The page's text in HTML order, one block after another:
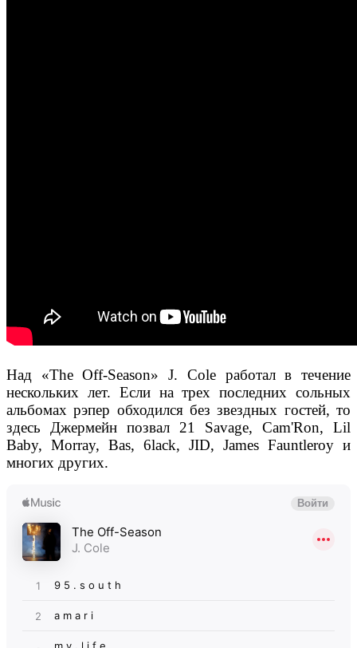
Над «The Off-Season» J. Cole работал в течение
нескольких лет. Если на трех последних сольных
альбомах рэпер обходился без звездных гостей, то
здесь Джермейн позвал 21 Savage, Cam'Ron, Lil
Baby, Morray, Bas, 6lack, JID, James Fauntleroy и
многих других.